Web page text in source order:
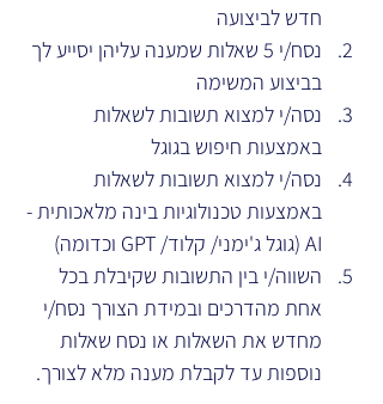
חדש לביצועה
נסח/י 5 שאלות שמענה עליהן יסייע לך
בביצוע המשימה
נסה/י למצוא תשובות לשאלות
באמצעות חיפוש בגוגל
נסה/י למצוא תשובות לשאלות
באמצעות טכנולוגיות בינה מלאכותית -
AI (גוגל ג'ימני/ קלוד/ GPT וכדומה)
השווה/י בין התשובות שקיבלת בכל
אחת מהדרכים ובמידת הצורך נסח/י
מחדש את השאלות או נסח שאלות
נוספות עד לקבלת מענה מלא לצורך.